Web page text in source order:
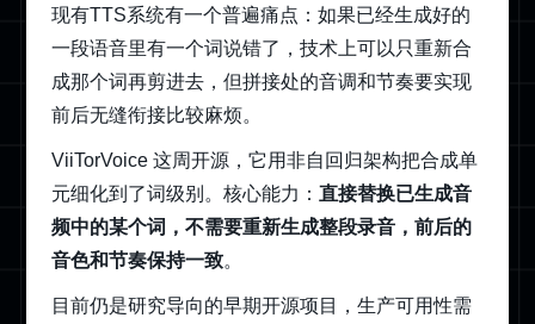
现有TTS系统有一个普遍痛点：如果已经生成好的
一段语音里有一个词说错了，技术上可以只重新合
成那个词再剪进去，但拼接处的音调和节奏要实现
前后无缝衔接比较麻烦。
ViiTorVoice 这周开源，它用非自回归架构把合成单
元细化到了词级别。核心能力： 直接替换已生成音
频中的某个词，不需要重新生成整段录音，前后的
音色和节奏保持一致。
目前仍是研究导向的早期开源项目，生产可用性需